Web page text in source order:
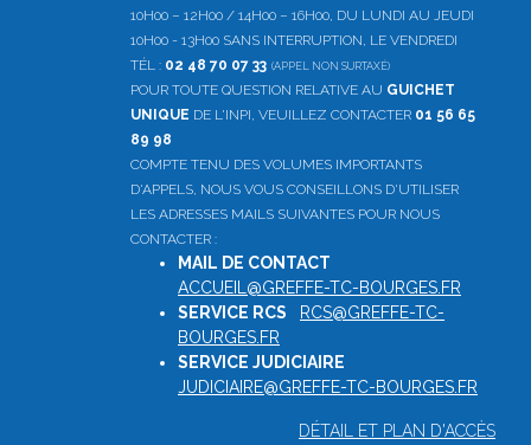
10H00 – 12H00 / 14H00 – 16H00, DU LUNDI AU JEUDI
10H00 - 13H00 SANS INTERRUPTION, LE VENDREDI
TÉL : 02 48 70 07 33 (APPEL NON SURTAXÉ)
POUR TOUTE QUESTION RELATIVE AU GUICHET
UNIQUE DE L'INPI, VEUILLEZ CONTACTER 01 56 65
89 98
COMPTE TENU DES VOLUMES IMPORTANTS
D'APPELS, NOUS VOUS CONSEILLONS D'UTILISER
LES ADRESSES MAILS SUIVANTES POUR NOUS
CONTACTER :
MAIL DE CONTACT
ACCUEIL@GREFFE-TC-BOURGES.FR
SERVICE RCS
RCS@GREFFE-TC-
BOURGES.FR
SERVICE JUDICIAIRE
JUDICIAIRE@GREFFE-TC-BOURGES.FR
DÉTAIL ET PLAN D'ACCÈS